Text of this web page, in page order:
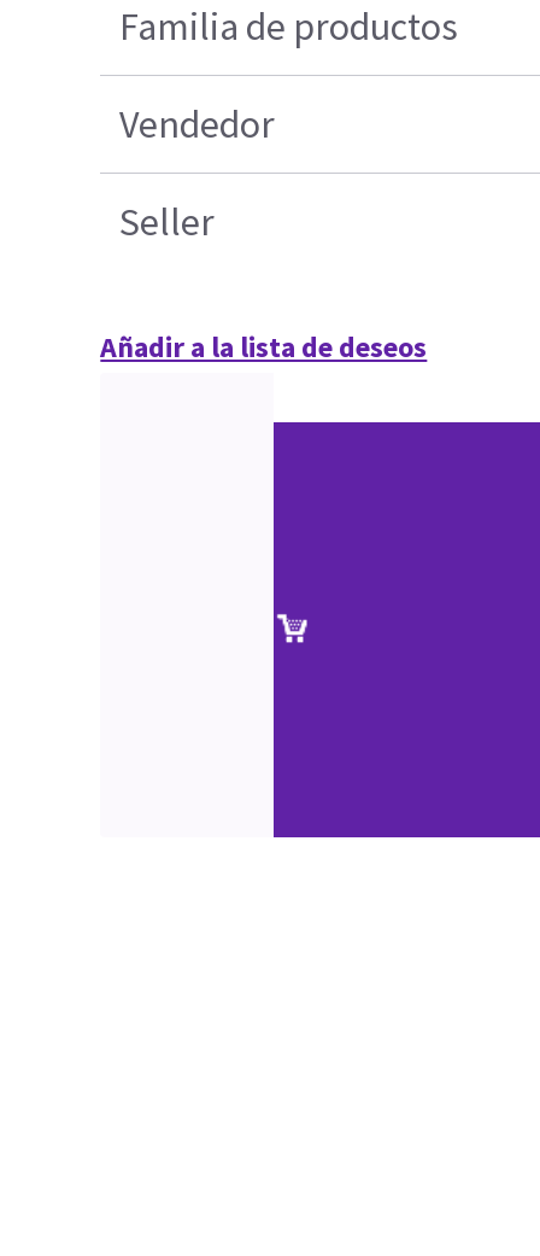
Familia de productos
Vendedor
Seller
Añadir a la lista de deseos